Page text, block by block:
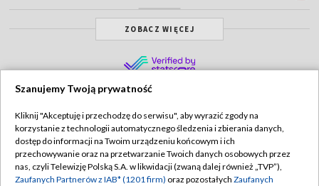
ZOBACZ WIĘCEJ
TVP
Abonament TVP
Sklep TVP
Regulamin TVP
Polityka prywatności
Szanujemy Twoją prywatność
Kliknij "Akceptuję i przechodzę do serwisu", aby wyrazić zgody na
korzystanie z technologii automatycznego śledzenia i zbierania danych,
dostęp do informacji na Twoim urządzeniu końcowym i ich
przechowywanie oraz na przetwarzanie Twoich danych osobowych przez
nas, czyli Telewizję Polską S.A. w likwidacji (zwaną dalej również „TVP”),
Zaufanych Partnerów z IAB* (1201 firm) oraz pozostałych Zaufanych